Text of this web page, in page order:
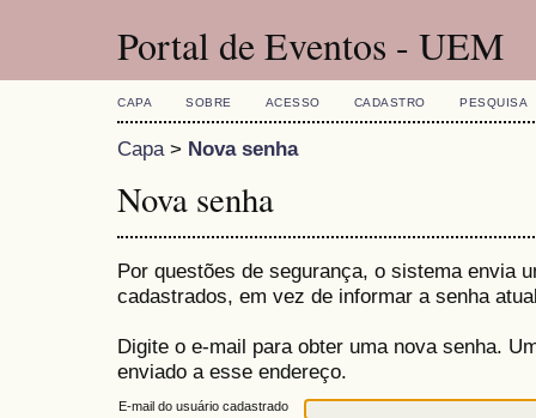
Portal de Eventos - UEM
CAPA SOBRE ACESSO CADASTRO PESQUISA
Capa> Nova senha
Nova senha
Por questões de segurança, o sistema envia
cadastrados, em vez de informar a senha
Digite o e-mail para obter uma nova senha.
enviado a esse endereço.
E-mail do usuário cadastrado